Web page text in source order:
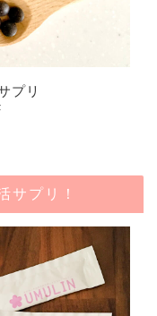
プリ
サプリ！